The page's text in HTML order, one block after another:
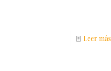
Leer más